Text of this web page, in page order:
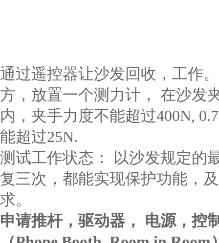
通过遥控器让沙发回收，工作
方，放置一个测力计， 在沙发
内，夹手力度不能超过400N,
能超过25N.
测试工作状态： 以沙发规定的
复三次，都能实现保护功能，
求。
申请推杆，驱动器， 电源，控